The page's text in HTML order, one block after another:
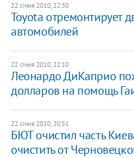
22 січня 2010, 22:30
Toyota отремонтирует
автомобилей
22 січня 2010, 22:10
Леонардо ДиКаприо
долларов на помощь
22 січня 2010, 20:51
БЮТ очистил часть
очистить от